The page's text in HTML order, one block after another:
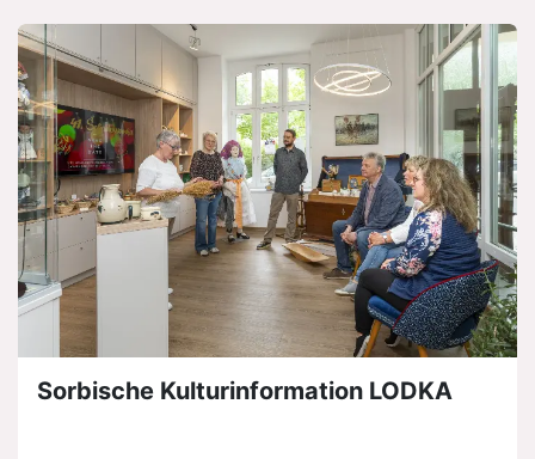
Sorbische Kulturinformation LODKA